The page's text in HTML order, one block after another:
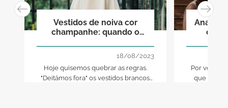
Vestidos de noiva cor
champanhe: quando o
18/08/2023
Hoje quisemos quebrar as regras.
"Deitámos fora" os vestidos brancos
Ana &
eram
Por vezes,
que